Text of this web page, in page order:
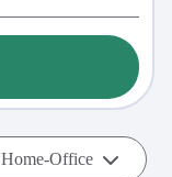
Home-Office